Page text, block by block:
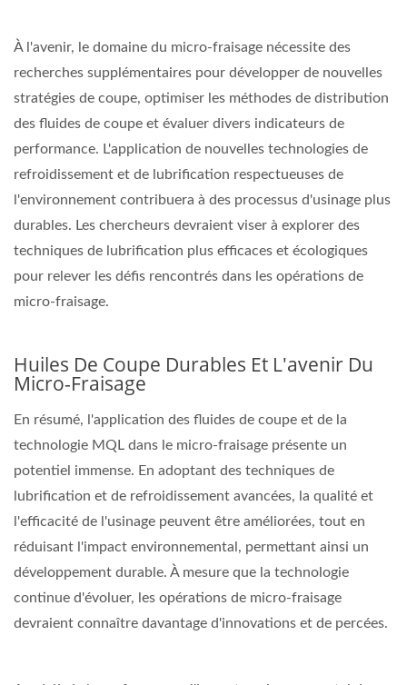
À l'avenir, le domaine du micro-fraisage nécessite des
recherches supplémentaires pour développer de nouvelles
stratégies de coupe, optimiser les méthodes de distribution
des fluides de coupe et évaluer divers indicateurs de
performance. L'application de nouvelles technologies de
refroidissement et de lubrification respectueuses de
l'environnement contribuera à des processus d'usinage plus
durables. Les chercheurs devraient viser à explorer des
techniques de lubrification plus efficaces et écologiques
pour relever les défis rencontrés dans les opérations de
micro-fraisage.
Huiles De Coupe Durables Et L'avenir Du
Micro-Fraisage
En résumé, l'application des fluides de coupe et de la
technologie MQL dans le micro-fraisage présente un
potentiel immense. En adoptant des techniques de
lubrification et de refroidissement avancées, la qualité et
l'efficacité de l'usinage peuvent être améliorées, tout en
réduisant l'impact environnemental, permettant ainsi un
développement durable. À mesure que la technologie
continue d'évoluer, les opérations de micro-fraisage
devraient connaître davantage d'innovations et de percées.